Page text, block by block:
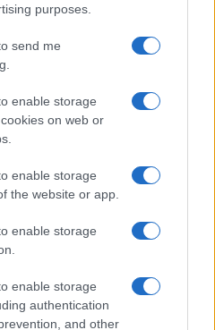
purposes.
send me
enable storage
on web or
enable storage
the website or app.
enable storage
enable storage
authentication
and other
ultime news
News
S
a
re
precedente
articolo